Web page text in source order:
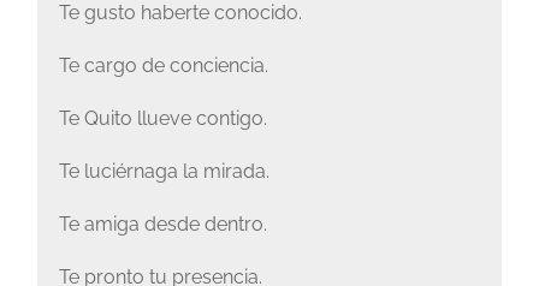
Te gusto haberte conocido.
Te cargo de conciencia.
Te Quito llueve contigo.
Te luciérnaga la mirada.
Te amiga desde dentro.
Te pronto tu presencia.